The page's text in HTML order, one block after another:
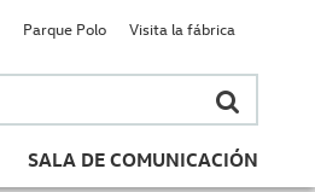
SALA DE COMUNICACIÓN
Parque Polo Visita la fábrica